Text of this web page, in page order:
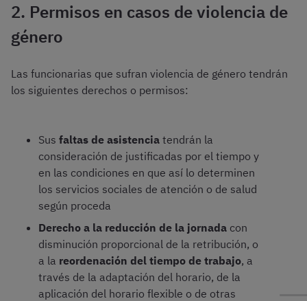
2. Permisos en casos de violencia de
género
Las funcionarias que sufran violencia de género tendrán
los siguientes derechos o permisos:
Sus faltas de asistencia tendrán la
consideración de justificadas por el tiempo y
en las condiciones en que así lo determinen
los servicios sociales de atención o de salud
según proceda
Derecho a la reducción de la jornada con
disminución proporcional de la retribución, o
a la reordenación del tiempo de trabajo, a
través de la adaptación del horario, de la
aplicación del horario flexible o de otras